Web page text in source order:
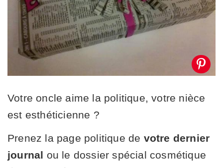
Votre oncle aime la politique, votre nièce
est esthéticienne ?
Prenez la page politique de votre dernier
journal ou le dossier spécial cosmétique